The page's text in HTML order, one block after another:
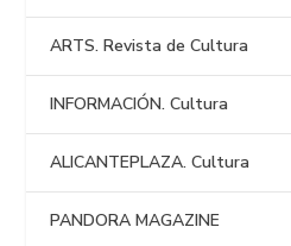
ARTS. Revista de Cultura
INFORMACIÓN. Cultura
ALICANTEPLAZA. Cultura
PANDORA MAGAZINE